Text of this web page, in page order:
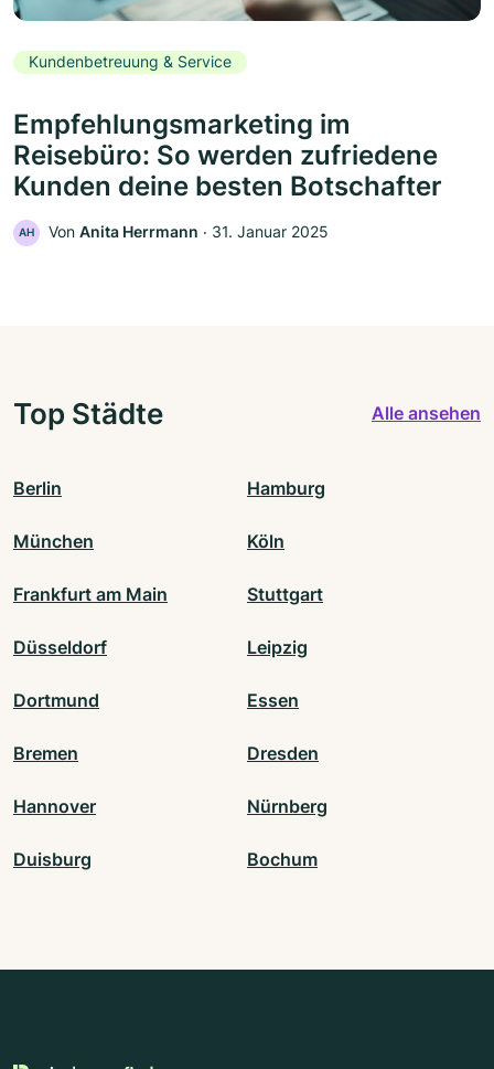
Kundenbetreuung & Service
Empfehlungsmarketing im
Reisebüro: So werden zufriedene
Kunden deine besten Botschafter
AH Von Anita Herrmann ‧ 31. Januar 2025
Top Städte Alle ansehen
Berlin Hamburg
München Köln
Frankfurt am Main Stuttgart
Düsseldorf Leipzig
Dortmund Essen
Bremen Dresden
Hannover Nürnberg
Duisburg Bochum